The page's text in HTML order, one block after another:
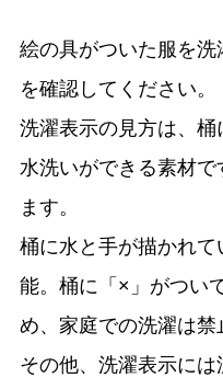
絵の具がついた服を
を確認してください。
洗濯表示の見方は、桶
水洗いができる素材
ます。
桶に水と手が描かれ
能。桶に「×」がつい
め、家庭での洗濯は禁
その他、洗濯表示に